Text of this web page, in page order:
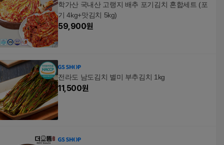
학가산 국내산 고랭지 배추 포기김치 혼합세트 (포
기 4kg+맛김치 5kg)
59,900원
전라도 남도김치 별미 부추김치 1kg
11,500원